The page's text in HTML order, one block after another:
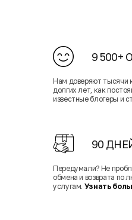
9 500+
Нам доверяют тысячи
долгих лет, как
известные блогеры и
90
Передумали? Не
обмена и возврата по
услугам. Узнать